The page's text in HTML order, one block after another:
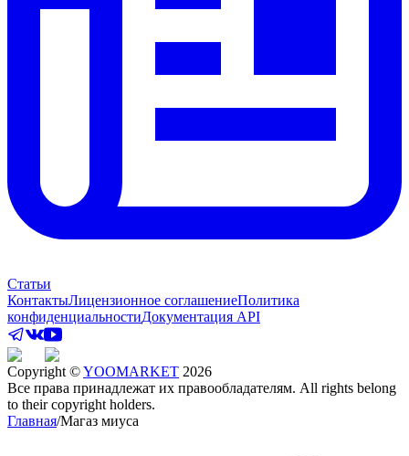
Статьи
КонтактыЛицензионное соглашениеПолитика
конфиденциальностиДокументация API
Copyright ©YOOMARKET 2026
Все права принадлежат их правообладателям. All rights belong
to their copyright holders.
Главная/Магаз миуса